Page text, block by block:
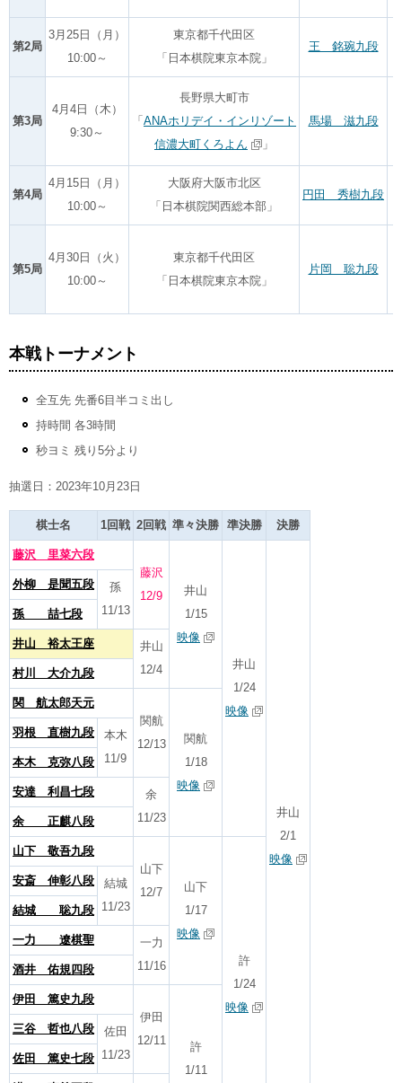
第2局
3月25日（月）
10:00～
東京都千代田区
「日本棋院東京本院」
王 銘琬九段
第3局
4月4日（木）
9:30～
長野県大町市
「 ANAホリデイ・インリゾート
信濃大町くろよん
」
馬場 滋九段
第4局
4月15日（月）
10:00～
大阪府大阪市北区
「日本棋院関西総本部」
円田 秀樹九段
第5局
4月30日（火）
10:00～
東京都千代田区
「日本棋院東京本院」
片岡 聡九段
本戦トーナメント
全互先 先番6目半コミ出し
持時間 各3時間
秒ヨミ 残り5分より
抽選日：2023年10月23日
棋士名 1回戦 2回戦 準々決勝 準決勝 決勝
藤沢 里菜六段
藤沢
12/9
井山
1/15
映像
井山
1/24
映像
井山
2/1
映像
外柳 是聞五段
孫
11/13
孫 喆七段
井山 裕太王座
井山
12/4
村川 大介九段
関 航太郎天元
関航
12/13
関航
1/18
映像
羽根 直樹九段
本木
11/9
本木 克弥八段
安達 利昌七段
余
11/23
余 正麒八段
山下 敬吾九段
山下
12/7
山下
1/17
映像
許
1/24
映像
安斎 伸彰八段
結城
11/23
結城 聡九段
一力 遼棋聖
一力
11/16
酒井 佑規四段
伊田 篤史九段
伊田
12/11
許
1/11
三谷 哲也八段
佐田
11/23
佐田 篤史七段